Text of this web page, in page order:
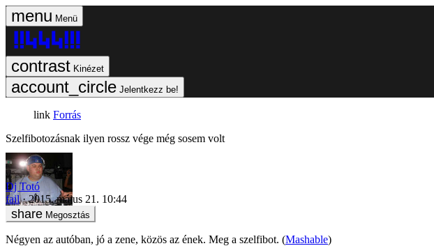
Menü
Kinézet
Jelentkezz be!
Forrás
Szelfibotozásnak ilyen rossz vége még sosem volt
Dj Totó
fail
2015. május 21. 10:44
Megosztás
Négyen az autóban, jó a zene, közös az ének. Meg a szelfibot. (Mashable)